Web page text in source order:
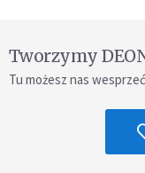
Tworzymy
Tu możesz nas